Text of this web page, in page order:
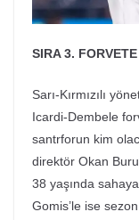
SIRA 3.
Sarı-Kırmızılı
Icardi-Dembele
santrforun kim
direktör Okan
38 yaşında
Gomis’le ise